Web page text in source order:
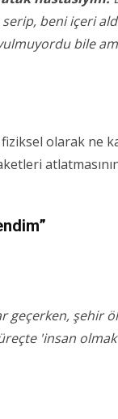
beni içeri
bile
olarak ne
geçerken, şehir
'insan